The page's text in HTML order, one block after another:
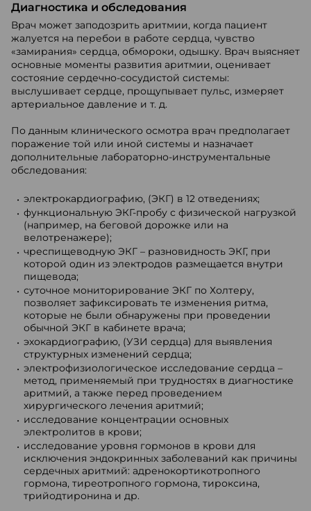
Диагностика и обследования
Врач может заподозрить аритмии, когда пациент
жалуется на перебои в работе сердца, чувство
«замирания» сердца, обмороки, одышку. Врач выясняет
основные моменты развития аритмии, оценивает
состояние сердечно-сосудистой системы:
выслушивает сердце, прощупывает пульс, измеряет
артериальное давление и т. д.
По данным клинического осмотра врач предполагает
поражение той или иной системы и назначает
дополнительные лабораторно-инструментальные
обследования:
электрокардиографию, (ЭКГ) в 12 отведениях;
функциональную ЭКГ-пробу с физической нагрузкой
(например, на беговой дорожке или на
велотренажере);
чреспищеводную ЭКГ – разновидность ЭКГ, при
которой один из электродов размещается внутри
пищевода;
суточное мониторирование ЭКГ по Холтеру,
позволяет зафиксировать те изменения ритма,
которые не были обнаружены при проведении
обычной ЭКГ в кабинете врача;
эхокардиографию, (УЗИ сердца) для выявления
структурных изменений сердца;
электрофизиологическое исследование сердца –
метод, применяемый при трудностях в диагностике
аритмий, а также перед проведением
хирургического лечения аритмий;
исследование концентрации основных
электролитов в крови;
исследование уровня гормонов в крови для
исключения эндокринных заболеваний как причины
сердечных аритмий: адренокортикотропного
гормона, тиреотропного гормона, тироксина,
трийодтиронина и др.